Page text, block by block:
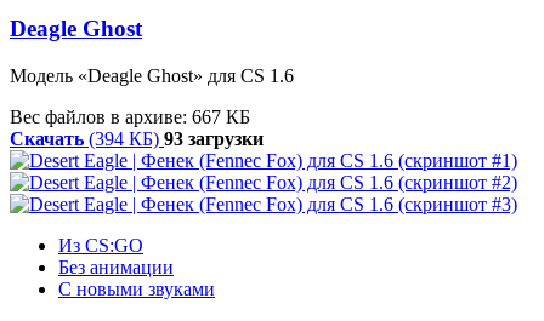
Deagle Ghost
Модель «Deagle Ghost» для CS 1.6
Вес файлов в архиве: 667 КБ
Скачать (394 КБ) 93 загрузки
Из CS:GO
Без анимации
С новыми звуками